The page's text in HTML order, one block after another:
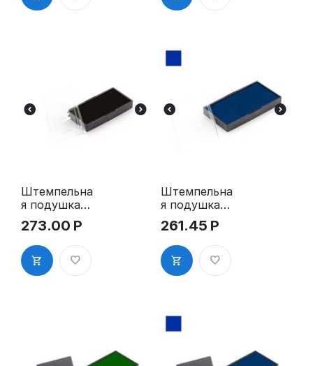
Штемпельна
я подушка
для GRM
4915 Plus
273.00 Р
Штемпельна
я подушка
для GRM
4915 Plus,
синяя
261.45 Р